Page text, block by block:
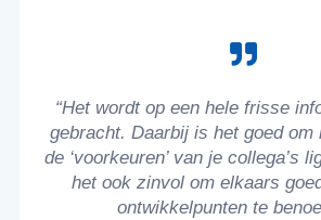
“Het wordt op een hele frisse
gebracht. Daarbij is het goed om
de ‘voorkeuren’ van je collega’s
het ook zinvol om elkaars
ontwikkelpunten te